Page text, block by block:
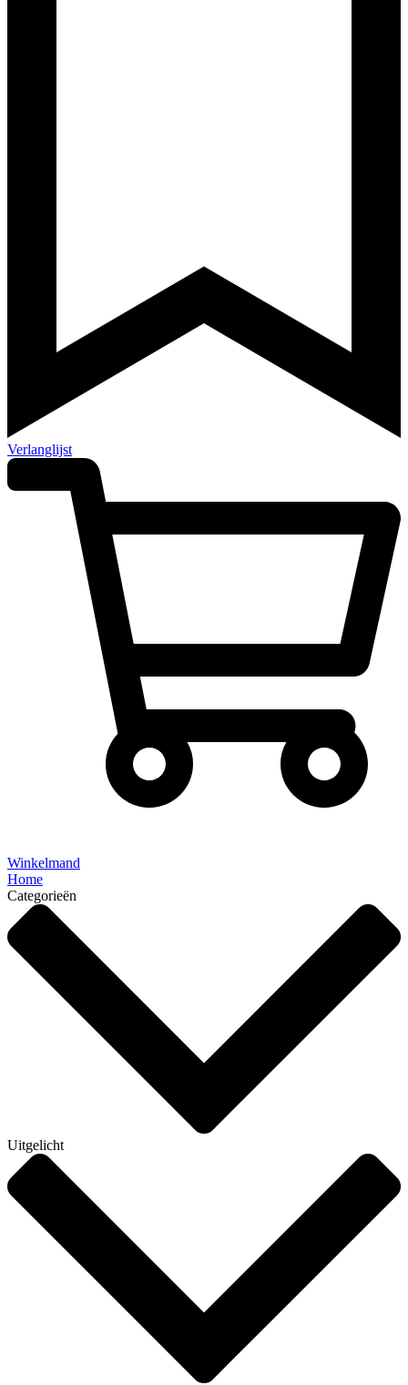
Verlanglijst
Winkelmand
Home
Categorieën
Uitgelicht